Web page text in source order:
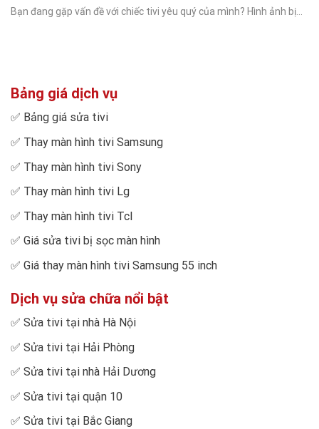
Bạn đang gặp vấn đề với chiếc tivi yêu quý của mình? Hình ảnh bị...
Bảng giá dịch vụ
✅ Bảng giá sửa tivi
✅ Thay màn hình tivi Samsung
✅ Thay màn hình tivi Sony
✅ Thay màn hình tivi Lg
✅ Thay màn hình tivi Tcl
✅ Giá sửa tivi bị sọc màn hình
✅ Giá thay màn hình tivi Samsung 55 inch
Dịch vụ sửa chữa nổi bật
✅ Sửa tivi tại nhà Hà Nội
✅ Sửa tivi tại Hải Phòng
✅ Sửa tivi tại nhà Hải Dương
✅ Sửa tivi tại quận 10
✅ Sửa tivi tại Bắc Giang